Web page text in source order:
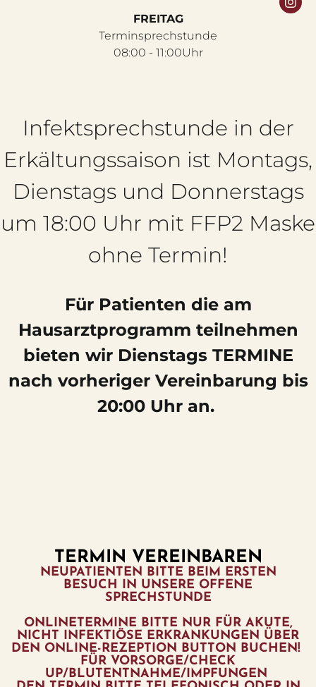
FREITAG
Terminsprechstunde
08:00 - 11:00Uhr
Infektsprechstunde in der
Erkältungssaison ist Montags,
Dienstags und Donnerstags
um 18:00 Uhr mit FFP2 Maske
ohne Termin!
Für Patienten die am
Hausarztprogramm teilnehmen
bieten wir Dienstags TERMINE
nach vorheriger Vereinbarung bis
20:00 Uhr an.
TERMIN VEREINBAREN
NEUPATIENTEN BITTE BEIM ERSTEN
BESUCH IN UNSERE OFFENE
SPRECHSTUNDE
ONLINETERMINE BITTE NUR FÜR AKUTE,
NICHT INFEKTIÖSE ERKRANKUNGEN ÜBER
DEN ONLINE-REZEPTION BUTTON BUCHEN!
FÜR VORSORGE/CHECK
UP/BLUTENTNAHME/IMPFUNGEN